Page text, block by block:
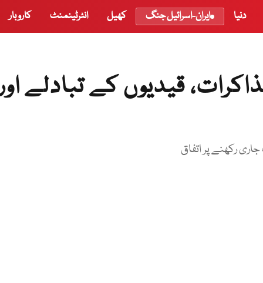
دنیا ایران-اسرائیل جنگ کھیل انٹرٹینمنٹ کاروبار
قیدیوں کے تبادلے
رکھنے پر اتفاق